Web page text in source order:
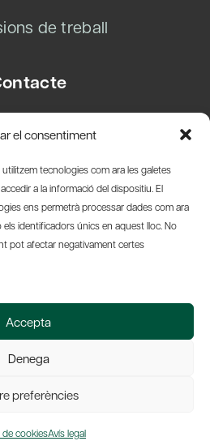
el consentiment
tecnologies com ara les galetes
a la informació del dispositiu. El
ens permetrà processar dades com ara
identificadors únics en aquest lloc. No
pot afectar negativament certes
Accepta
Denega
preferències
de cookiesAvís legal
de treball
Barcelona
Newsletter
Barcelonesa d'Amics del País
by Ideamatic